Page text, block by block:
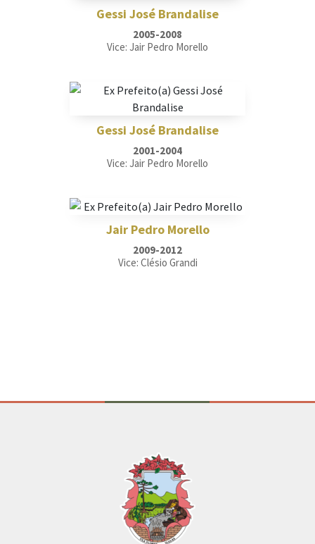
Gessi José Brandalise
2005-2008
Vice: Jair Pedro Morello
Gessi José Brandalise
2001-2004
Vice: Jair Pedro Morello
Jair Pedro Morello
2009-2012
Vice: Clésio Grandi